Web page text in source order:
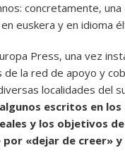
concretamente,
euskera y en idioma
Press, una vez
de la red de apoyo y
localidades del
escritos en
y los objetivos
«dejar de creer»